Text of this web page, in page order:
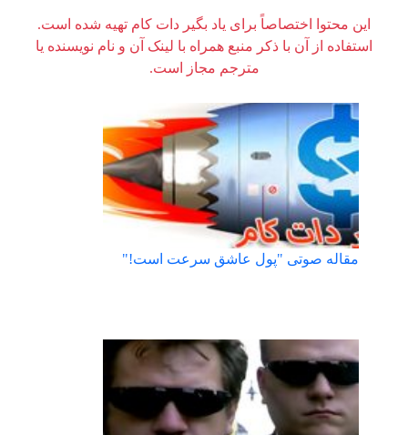
این محتوا اختصاصاً برای یاد بگیر دات کام تهیه شده است.
استفاده از آن با ذکر منبع همراه با لینک آن و نام نویسنده یا
مترجم مجاز است.
مقاله صوتی "پول عاشق سرعت است!"